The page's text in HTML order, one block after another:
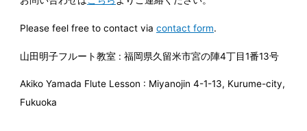
Please feel free to contact viacontact form.
山田明子フルート教室 : 福岡県久留米市宮の陣4丁目1番13号
Akiko Yamada Flute Lesson : Miyanojin 4-1-13, Kurume-city,
Fukuoka